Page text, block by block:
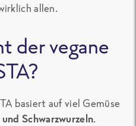
allen.
der vegane
basiert auf viel Gemüse
Schwarzwurzeln.